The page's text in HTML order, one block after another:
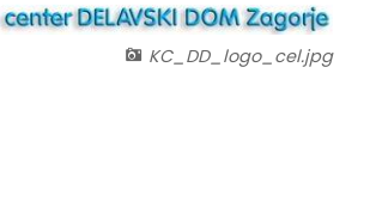
KC_DD_logo_cel.jpg